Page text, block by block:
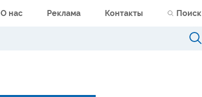
О нас Реклама Контакты Поиск